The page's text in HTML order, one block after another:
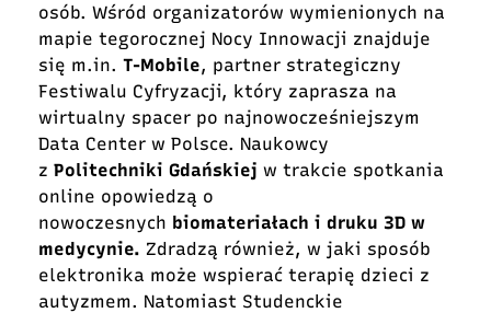
osób. Wśród organizatorów wymienionych na
mapie tegorocznej Nocy Innowacji znajduje
się m.in. T-Mobile, partner strategiczny
Festiwalu Cyfryzacji, który zaprasza na
wirtualny spacer po najnowocześniejszym
Data Center w Polsce. Naukowcy
z Politechniki Gdańskiej w trakcie spotkania
online opowiedzą o
nowoczesnych biomateriałach i druku 3D w
medycynie. Zdradzą również, w jaki sposób
elektronika może wspierać terapię dzieci z
autyzmem. Natomiast Studenckie